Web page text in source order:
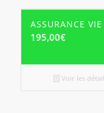
ASSURANCE
195,00€
Voir les